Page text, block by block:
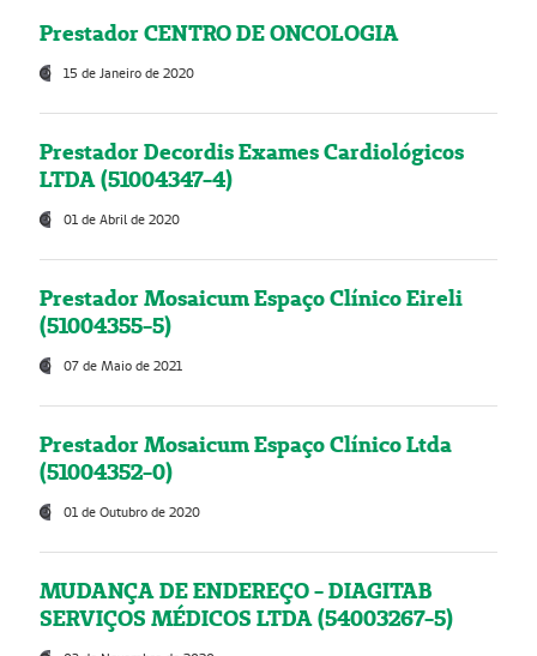
Prestador CENTRO DE ONCOLOGIA
15 de Janeiro de 2020
Prestador Decordis Exames Cardiológicos
LTDA (51004347-4)
01 de Abril de 2020
Prestador Mosaicum Espaço Clínico Eireli
(51004355-5)
07 de Maio de 2021
Prestador Mosaicum Espaço Clínico Ltda
(51004352-0)
01 de Outubro de 2020
MUDANÇA DE ENDEREÇO - DIAGITAB
SERVIÇOS MÉDICOS LTDA (54003267-5)